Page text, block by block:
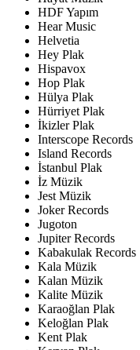
HDF Yapım
Hear Music
Helvetia
Hey Plak
Hispavox
Hop Plak
Hülya Plak
Hürriyet Plak
İkizler Plak
Interscope Records
Island Records
İstanbul Plak
İz Müzik
Jest Müzik
Joker Records
Jugoton
Jupiter Records
Kabakulak Records
Kala Müzik
Kalan Müzik
Kalite Müzik
Karaoğlan Plak
Keloğlan Plak
Kent Plak